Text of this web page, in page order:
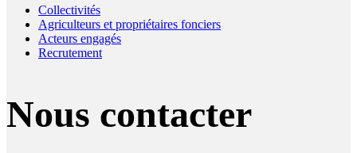
Collectivités
Agriculteurs et propriétaires fonciers
Acteurs engagés
Recrutement
Nous contacter